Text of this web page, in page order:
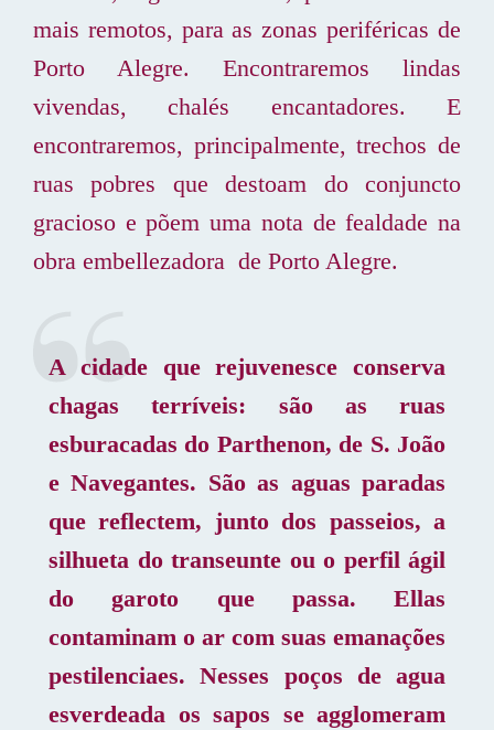
mais remotos, para as zonas periféricas de
Porto Alegre. Encontraremos lindas
vivendas, chalés encantadores. E
encontraremos, principalmente, trechos de
ruas pobres que destoam do conjuncto
gracioso e põem uma nota de fealdade na
obra embellezadora de Porto Alegre.
A cidade que rejuvenesce conserva
chagas terríveis: são as ruas
esburacadas do Parthenon, de S. João
e Navegantes. São as aguas paradas
que reflectem, junto dos passeios, a
silhueta do transeunte ou o perfil ágil
do garoto que passa. Ellas
contaminam o ar com suas emanações
pestilenciaes. Nesses poços de agua
esverdeada os sapos se agglomeram